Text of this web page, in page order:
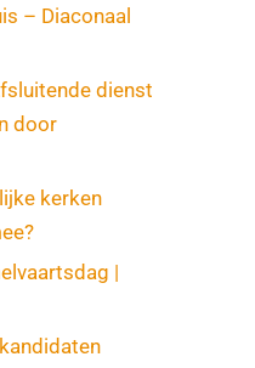
– Diaconaal
dienst
door
kerken
|